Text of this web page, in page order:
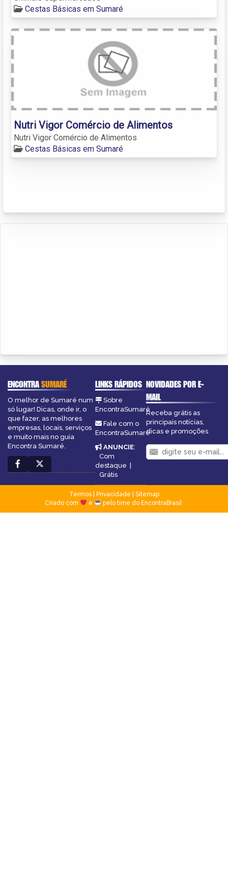
Cestas Básicas em Sumaré
Nutri Vigor Comércio de Alimentos
Nutri Vigor Comércio de Alimentos
Cestas Básicas em Sumaré
ENCONTRASUMARÉ
O melhor de Sumaré num
só lugar! Dicas, onde ir, o
que fazer, as melhores
empresas, locais, serviços
e muito mais no guia
Encontra Sumaré.
LINKS RÁPIDOS
Sobre
EncontraSumaré
Fale com o
EncontraSumaré
ANUNCIE:
Com
destaque |
Grátis
NOVIDADES POR E-
MAIL
Receba grátis as
principais notícias,
dicas e promoções
Termos| Privacidade
Sitemap
Criado com
e pelo time do EncontraBrasil